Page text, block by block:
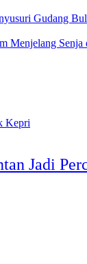
Gudang
Menjelang Senja
Jadi